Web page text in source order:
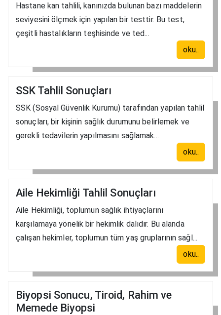
Hastane kan tahlili, kanınızda bulunan bazı maddelerin
seviyesini ölçmek için yapılan bir testtir. Bu test,
çeşitli hastalıkların teşhisinde ve ted...
oku..
SSK Tahlil Sonuçları
SSK (Sosyal Güvenlik Kurumu) tarafından yapılan tahlil
sonuçları, bir kişinin sağlık durumunu belirlemek ve
gerekli tedavilerin yapılmasını sağlamak...
oku..
Aile Hekimliği Tahlil Sonuçları
Aile Hekimliği, toplumun sağlık ihtiyaçlarını
karşılamaya yönelik bir hekimlik dalıdır. Bu alanda
çalışan hekimler, toplumun tüm yaş gruplarının sağl...
oku..
Biyopsi Sonucu, Tiroid, Rahim ve
Memede Biyopsi